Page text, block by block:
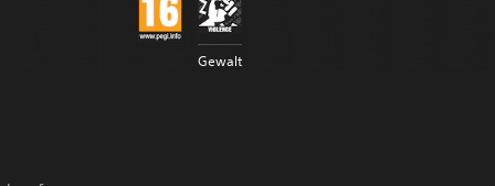
Gewalt